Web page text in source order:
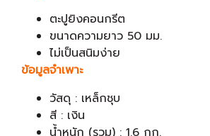
ตะปูยิงคอนกรีต
ขนาดความยาว 50 มม.
ไม่เป็นสนิมง่าย
ข้อมูลจำเพาะ
วัสดุ : เหล็กชุบ
สี : เงิน
น้ำหนัก (รวม) : 1.6 กก.